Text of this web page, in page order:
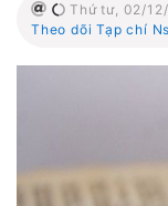
Thứ tư, 02/12/
Theo dõi Tạp chí